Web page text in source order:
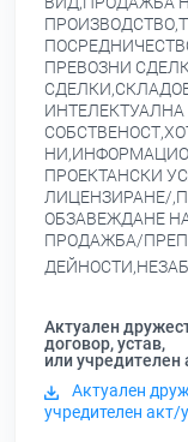
ПРЕВОЗНИ
ИНТЕЛЕКТУАЛНА
ПРОЕКТАНСКИ
ЛИЦЕНЗИРАНЕ/
ОБЗАВЕЖДАНЕ
ПРОДАЖБА/
Актуален
договор, устав,
или учредителен
Актуален
учредителен акт/